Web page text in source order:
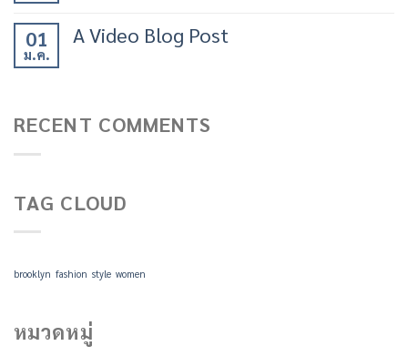
01
ม.ค.
A Video Blog Post
RECENT COMMENTS
TAG CLOUD
brooklyn fashion style women
หมวดหมู่